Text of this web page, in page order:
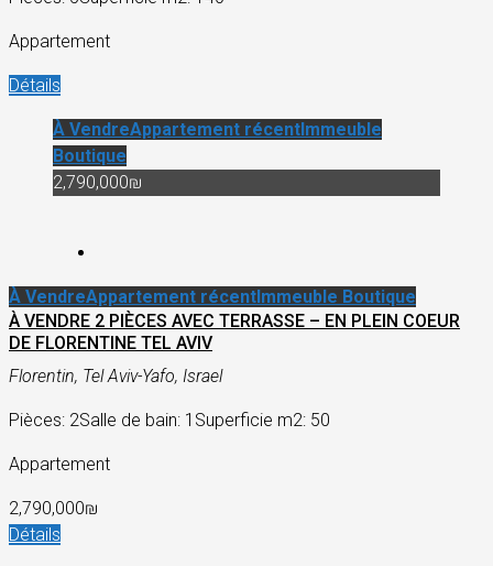
Appartement
Détails
À VendreAppartement récentImmeuble
Boutique
2,790,000₪
À VendreAppartement récentImmeuble Boutique
À VENDRE 2 PIÈCES AVEC TERRASSE – EN PLEIN COEUR
DE FLORENTINE TEL AVIV
Florentin, Tel Aviv-Yafo, Israel
Pièces: 2Salle de bain: 1 Superficie m2: 50
Appartement
2,790,000₪
Détails